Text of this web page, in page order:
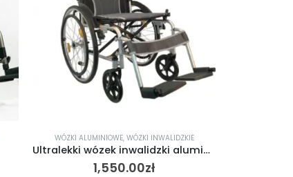
WÓZKI ALUMINIOWE, WÓZKI INWALIDZKIE
Ultralekki wózek inwalidzki aluminiowy AT52311 ANTAR
1,550.00zł